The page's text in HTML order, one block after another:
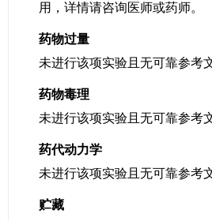
用，详情请咨询医师或药师。
药物过量
未进行该项实验且无可靠参考
药物毒理
未进行该项实验且无可靠参考
药代动力学
未进行该项实验且无可靠参考
贮藏